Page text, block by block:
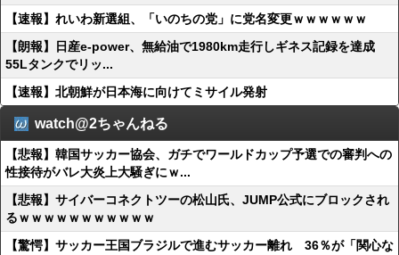
【速報】れいわ新選組、「いのちの党」に党名変更ｗｗｗｗｗｗ
【朗報】日産e-power、無給油で1980km走行しギネス記録を達成
55Lタンクでリッ...
【速報】北朝鮮が日本海に向けてミサイル発射
watch@2ちゃんねる
【悲報】韓国サッカー協会、ガチでワールドカップ予選での審判への
性接待がバレ大炎上大騒ぎにｗ...
【悲報】サイバーコネクトツーの松山氏、JUMP公式にブロックされ
るｗｗｗｗｗｗｗｗｗｗｗ
【驚愕】サッカー王国ブラジルで進むサッカー離れ 36％が「関心な